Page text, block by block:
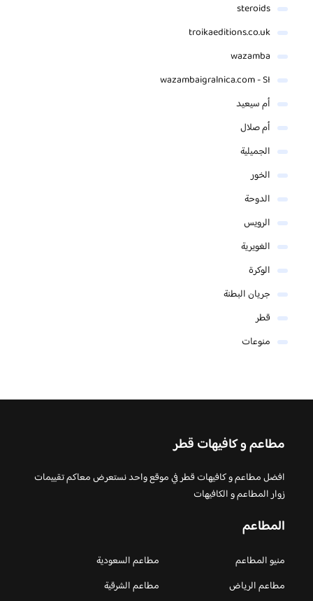
steroids
troikaeditions.co.uk
wazamba
wazambaigralnica.com - SI
أم سيعيد
أم صلال
الجميلية
الخور
الدوحة
الرويس
الغويرية
الوكرة
جريان البطنة
قطر
منوعات
مطاعم و كافيهات قطر
افضل مطاعم و كافيهات قطر في موقع واحد نستعرض معاكم تقييمات
زوار المطاعم و الكافيهات
المطاعم
منيو المطاعم
مطاعم السعودية
مطاعم الرياض
مطاعم الشرقية